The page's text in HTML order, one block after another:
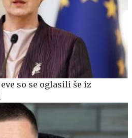
so se oglasili še iz